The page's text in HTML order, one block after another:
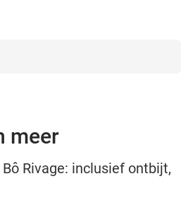
meer
Rivage: inclusief ontbijt,